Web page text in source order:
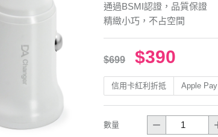
通過BSMI認證，品質保證
精緻小巧，不占空間
$699 $390
信用卡紅利折抵 Apple Pay
數量